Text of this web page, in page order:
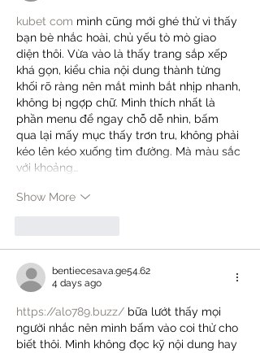
kubet com mình cũng mới ghé thử vì thấy
bạn bè nhắc hoài, chủ yếu tò mò giao
diện thôi. Vừa vào là thấy trang sắp xếp
khá gọn, kiểu chia nội dung thành từng
khối rõ ràng nên mắt mình bắt nhịp nhanh,
không bị ngợp chữ. Mình thích nhất là
phần menu để ngay chỗ dễ nhìn, bấm
qua lại mấy mục thấy trơn tru, không phải
kéo lên kéo xuống tìm đường. Mà màu sắc
với khoảng…
Show More
bentiecesav.a.ge54.62
4 days ago
https://alo789.buzz/ bữa lướt thấy mọi
người nhắc nên mình bấm vào coi thử cho
biết thôi. Mình không đọc kỹ nội dung hay